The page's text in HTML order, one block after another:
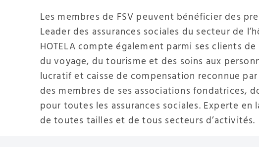
Les membres de FSV peuvent bénéficier des
Leader des assurances sociales du secteur de
HOTELA compte également parmi ses clients
du voyage, du tourisme et des soins aux
lucratif et caisse de compensation reconnue
des membres de ses associations fondatrices,
pour toutes les assurances sociales. Experte
de toutes tailles et de tous secteurs d’activités.